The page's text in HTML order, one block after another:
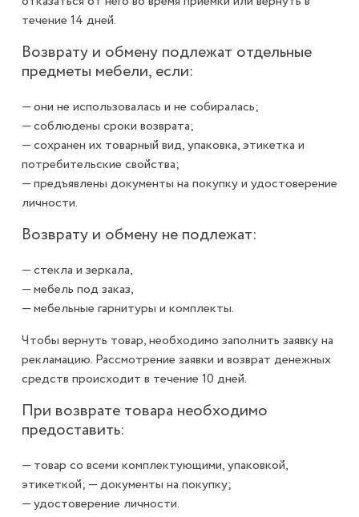
течение 14 дней.
Возврату и обмену подлежат отдельные
предметы мебели, если:
— они не использовалась и не собиралась;
— соблюдены сроки возврата;
— сохранен их товарный вид, упаковка, этикетка и
потребительские свойства;
— предъявлены документы на покупку и удостоверение
личности.
Возврату и обмену не подлежат:
— стекла и зеркала,
— мебель под заказ,
— мебельные гарнитуры и комплекты.
Чтобы вернуть товар, необходимо заполнить заявку на
рекламацию. Рассмотрение заявки и возврат денежных
средств происходит в течение 10 дней.
При возврате товара необходимо
предоставить:
— товар со всеми комплектующими, упаковкой,
этикеткой; — документы на покупку;
— удостоверение личности.